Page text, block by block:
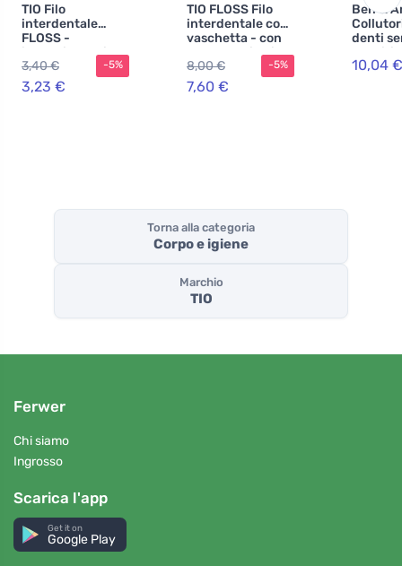
TIO Filo
interdentale
FLOSS -
imbottitura di
ricambio - con
menta e olio di
cocco biologico
3,40 €
3,23 €
-5%
TIO FLOSS Filo
interdentale con
vaschetta - con
menta e olio di
cocco biologico
8,00 €
7,60 €
-5%
Ben &
denti
ml)
10,04 €
Torna alla categoria
Corpo e igiene
Marchio
TIO
Ferwer
Chi siamo
Ingrosso
Scarica l'app
Get it on
Google Play